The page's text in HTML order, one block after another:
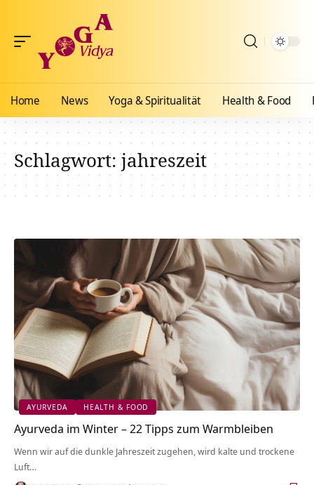
Home News Yoga & Spiritualität Health & Food
Schlagwort:jahreszeit
AYURVEDA HEALTH & FOOD
Ayurveda im Winter – 22 Tipps zum Warmbleiben
Wenn wir auf die dunkle Jahreszeit zugehen, wird kalte und trockene
Luft…